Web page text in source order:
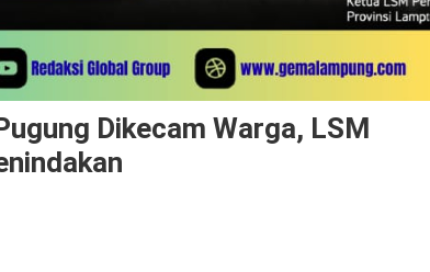
Dikecam Warga, LSM